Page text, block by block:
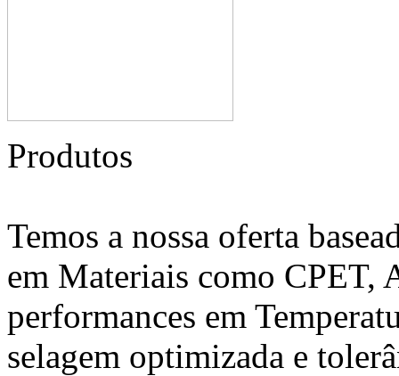
Produtos
Temos a nossa oferta
em Materiais como CPET,
performances em
selagem optimizada e